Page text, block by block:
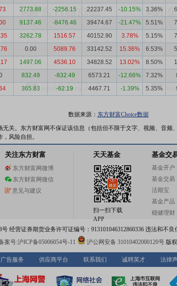
2773.88 -2256.15 22237.45 -10.15% 3.36%
9137.46 -8476.46 39474.67 -21.47% 5.51%
3262.78 1516.57 40152.90 3.78% 5.15%
0.00 5089.76 33142.52 15.36% 6.53%
1497.06 4536.10 34828.52 13.02% 8.50%
832.49 -832.49 6573.21 -12.66% 7.32%
365.83 -62.19 4467.71 -1.39% 5.35%
数据来源： 东方财富Choice数据
关。东方财富网不保证该信息（包括但不限于文字、视频、音
风险自担。